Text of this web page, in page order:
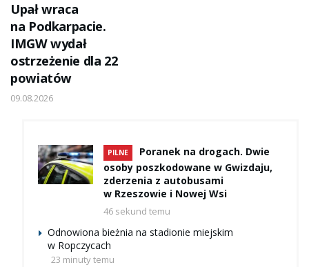
Upał wraca
na Podkarpacie.
IMGW wydał
ostrzeżenie dla 22
powiatów
09.08.2026
PILNE
Poranek na drogach. Dwie
osoby poszkodowane w Gwizdaju,
zderzenia z autobusami
w Rzeszowie i Nowej Wsi
46 sekund temu
Odnowiona bieżnia na stadionie miejskim
w Ropczycach
23 minuty temu